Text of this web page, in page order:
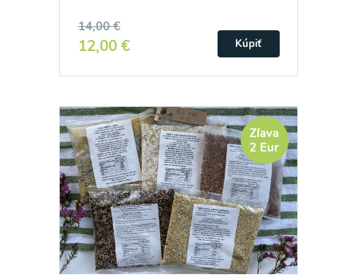
14,00 €
12,00 € Kúpiť
Zľava
2 Eur